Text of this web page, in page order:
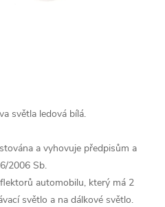
světla ledová bílá.
a vyhovuje předpisům a
2006 Sb.
automobilu, který má 2
světlo a na dálkové světlo.